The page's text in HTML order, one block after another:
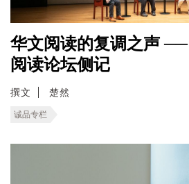
华文阅读的复调之声 ──
阅读论坛侧记
撰文 楚然
诚品专栏